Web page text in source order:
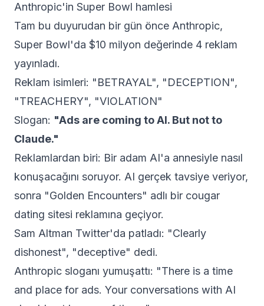
Anthropic'in Super Bowl hamlesi
Tam bu duyurudan bir gün önce Anthropic,
Super Bowl'da $10 milyon değerinde 4 reklam
yayınladı.
Reklam isimleri: "BETRAYAL", "DECEPTION",
"TREACHERY", "VIOLATION"
Slogan: "Ads are coming to AI. But not to
Claude."
Reklamlardan biri: Bir adam AI'a annesiyle nasıl
konuşacağını soruyor. AI gerçek tavsiye veriyor,
sonra "Golden Encounters" adlı bir cougar
dating sitesi reklamına geçiyor.
Sam Altman Twitter'da patladı: "Clearly
dishonest", "deceptive" dedi.
Anthropic sloganı yumuşattı: "There is a time
and place for ads. Your conversations with AI